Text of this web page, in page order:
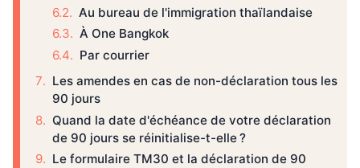
Au bureau de l'immigration thaïlandaise
À One Bangkok
Par courrier
Les amendes en cas de non-déclaration tous les
90 jours
Quand la date d'échéance de votre déclaration
de 90 jours se réinitialise-t-elle ?
Le formulaire TM30 et la déclaration de 90